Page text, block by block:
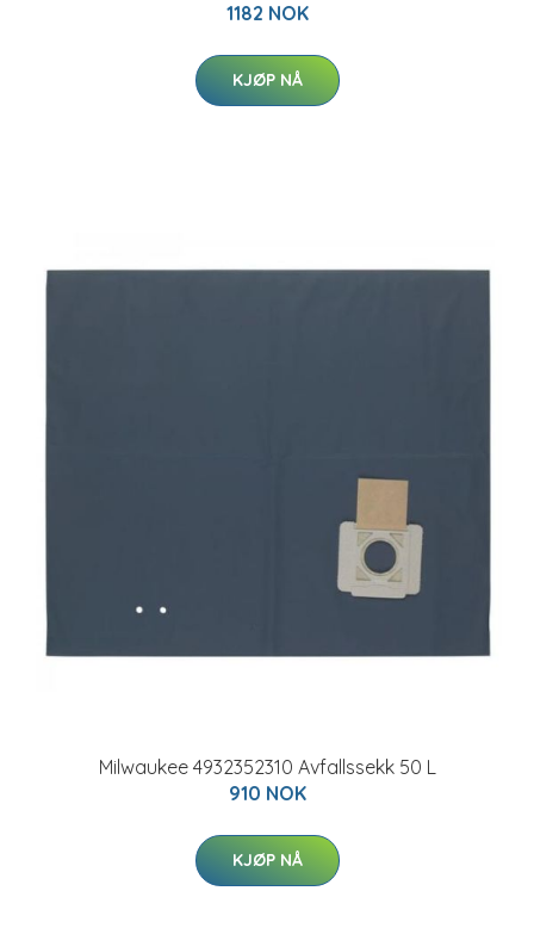
1182 NOK
KJØP NÅ
Milwaukee 4932352310 Avfallssekk 50 L
910 NOK
KJØP NÅ